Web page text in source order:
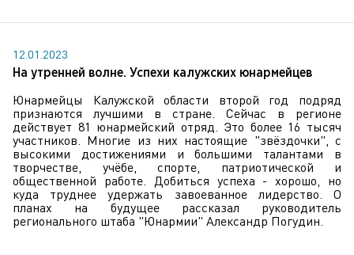
12.01.2023
На утренней волне. Успехи калужских юнармейцев
Юнармейцы Калужской области второй год подряд
признаются лучшими в стране. Сейчас в регионе
действует 81 юнармейский отряд. Это более 16 тысяч
участников. Многие из них настоящие "звёздочки", с
высокими достижениями и большими талантами в
творчестве, учёбе, спорте, патриотической и
общественной работе. Добиться успеха - хорошо, но
куда труднее удержать завоеванное лидерство. О
планах на будущее рассказал руководитель
регионального штаба "Юнармии" Александр Погудин.